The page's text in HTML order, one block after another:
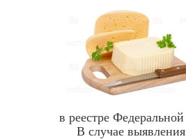
в реестре
В случае выявления